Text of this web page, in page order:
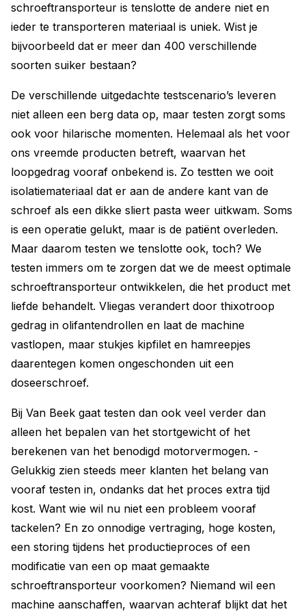
schroeftransporteur is tenslotte de andere niet en
ieder te transporteren materiaal is uniek. Wist je
bijvoorbeeld dat er meer dan 400 verschillende
soorten suiker bestaan?
De verschillende uitgedachte testscenario’s leveren
niet alleen een berg data op, maar testen zorgt soms
ook voor hilarische momenten. ­Helemaal als het voor
ons vreemde producten betreft, waarvan het
loopgedrag vooraf onbekend is. Zo testten we ooit
isolatiemateriaal dat er aan de andere kant van de
schroef als een dikke sliert pasta weer uitkwam. Soms
is een operatie gelukt, maar is de patiënt overleden.
Maar daarom testen we tenslotte ook, toch? We
testen immers om te zorgen dat we de meest optimale
schroeftransporteur ontwikkelen, die het product met
liefde behandelt. Vliegas verandert door thixotroop
gedrag in olifantendrollen en laat de machine
vastlopen, maar stukjes kipfilet en hamreepjes
daarentegen komen ongeschonden uit een
doseerschroef.
Bij Van Beek gaat testen dan ook veel verder dan
alleen het bepalen van het stortgewicht of het
berekenen van het benodigd ­motorvermogen. ­
Gelukkig zien steeds meer klanten het belang van
vooraf testen in, ondanks dat het proces extra tijd
kost. Want wie wil nu niet een probleem vooraf
tackelen? En zo onnodige vertraging, hoge kosten,
een storing t­ijdens het productieproces of een
modificatie van een op maat gemaakte
schroeftransporteur voorkomen? Niemand wil een
machine aanschaffen, waarvan achteraf blijkt dat het